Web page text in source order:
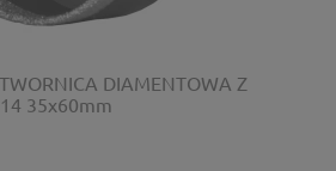
DIAMENTOWA Z
35x60mm